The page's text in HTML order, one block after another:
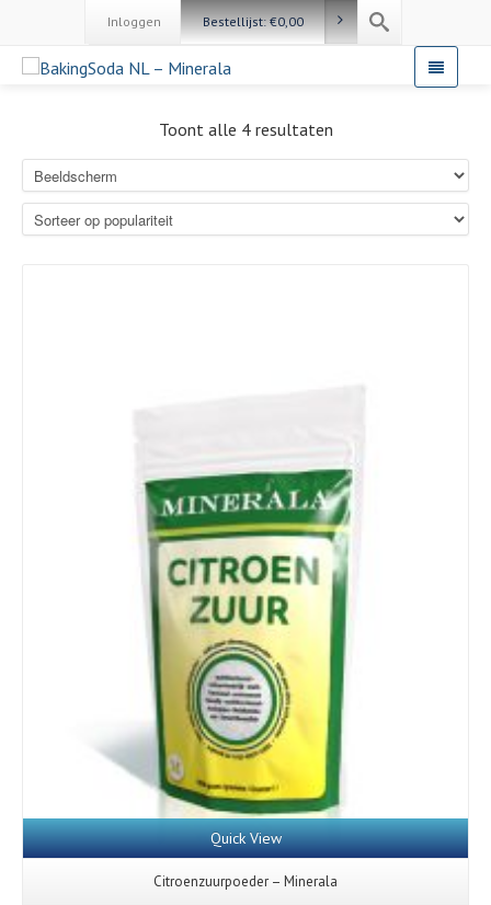
Inloggen Bestellijst:€0,00
Toont alle 4 resultaten
Quick View
Citroenzuurpoeder – Minerala